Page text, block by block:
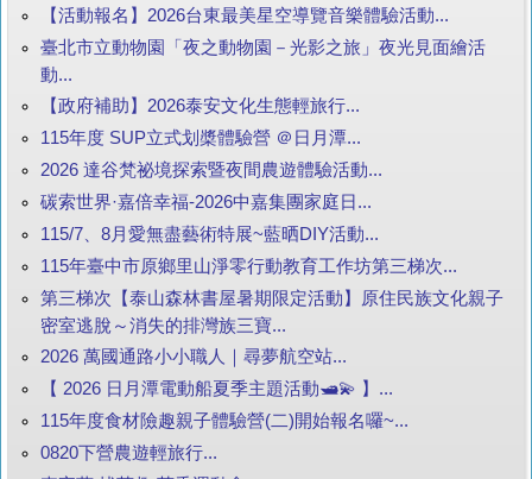
【活動報名】2026台東最美星空導覽音樂體驗活動...
臺北市立動物園「夜之動物園－光影之旅」夜光見面繪活
動...
【政府補助】2026泰安文化生態輕旅行...
115年度 SUP立式划槳體驗營 ＠日月潭...
2026 達谷梵祕境探索暨夜間農遊體驗活動...
碳索世界·嘉倍幸福-2026中嘉集團家庭日...
115/7、8月愛無盡藝術特展~藍晒DIY活動...
115年臺中市原鄉里山淨零行動教育工作坊第三梯次...
第三梯次【泰山森林書屋暑期限定活動】原住民族文化親子
密室逃脫～消失的排灣族三寶...
2026 萬國通路小小職人｜尋夢航空站...
【 2026 日月潭電動船夏季主題活動🛥️💫 】...
115年度食材險趣親子體驗營(二)開始報名囉~...
0820下營農遊輕旅行...